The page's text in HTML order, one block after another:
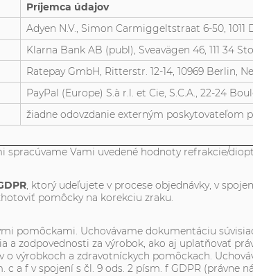
Príjemca údajov
Adyen N.V., Simon Carmiggeltstraat 6-50,
Klarna Bank AB (publ), Sveavägen 46, 111 34
Ratepay GmbH, Ritterstr. 12-14, 10969 Berlin,
PayPal (Europe) S.à r.l. et Cie, S.C.A., 22-24
žiadne odovzdanie externým poskytovateľom
Vami uvedené hodnoty refrakcie/
, ktorý udeľujete v procese objednávky, v
pomôcky na korekciu zraku.
pomôckami. Uchovávame dokumentáciu
zodpovednosti za výrobok, ako aj uplatňovať
výrobkoch a zdravotníckych pomôckach.
c a f v spojení s čl. 9 ods. 2 písm. f GDPR